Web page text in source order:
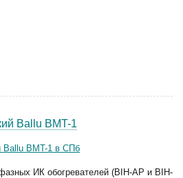
Ballu BMT-1
ИК обогревателей (BIH-AP и BIH-